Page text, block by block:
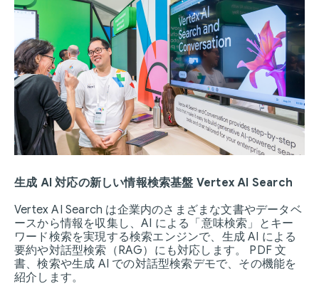
生成 AI 対応の新しい情報検索基盤 Vertex AI Search
Vertex AI Search は企業内のさまざまな文書やデータベ
ースから情報を収集し、AI による「意味検索」とキー
ワード検索を実現する検索エンジンで、生成 AI による
要約や対話型検索（RAG）にも対応します。 PDF 文
書、検索や生成 AI での対話型検索デモで、その機能を
紹介します。